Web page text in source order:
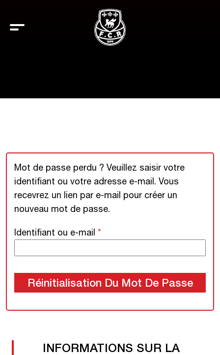
Mot de passe perdu ? Veuillez saisir votre
identifiant ou votre adresse e-mail. Vous
recevrez un lien par e-mail pour créer un
nouveau mot de passe.
Identifiant ou e-mail *
Réinitialisation Du Mot De Passe
INFORMATIONS SUR LA